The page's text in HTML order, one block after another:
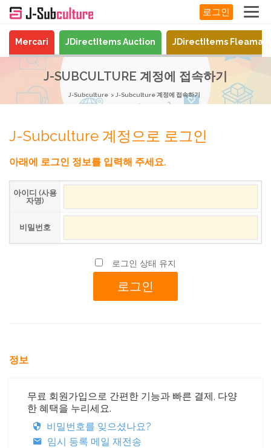
로그인
Mercari JDirectItems Auction JDirectItems
J-SUBCULTURE 계정에 접속하기
J-Subculture J-Subculture 계정에 접속하기
J-Subculture 계정으로 로그인
아래에 로그인 정보를 입력해 주세요.
아이디 (사용
자명)
비밀번호
로그인 상태 유지
정보
무료 회원가입으로 간편한 기능과 빠른 결제, 다양
한 혜택을 누리세요.
비밀번호를 잊으셨나요?
임시 등록 메일 재전송